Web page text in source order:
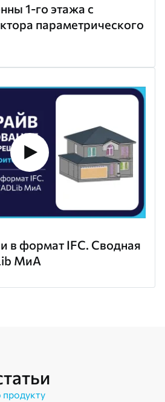
1-го этажа с
параметрического
в формат IFC. Сводная
МиА
продукту